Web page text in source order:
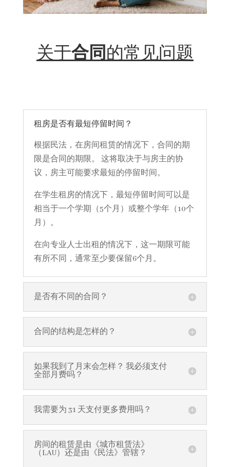
关于合同的常见问题
租房是否有最短停留时间？
根据民法，在房间租赁的情况下，合同的期
限是合同的期限。 这将取决于与房主的协
议，房主可能要求最短的停留时间。
在学生租房的情况下，最短停留时间可以是
相当于一个学期（5个月）或整个学年（10个
月）。
在向专业人士出租的情况下，这一期限可能
有所不同，通常至少要保留6个月。
是否有不同的合同？
合同的结构是怎样的？
如果我到了月末会怎样？ 我必须支付
全部月费吗？
我需要为 31 天支付更多费用吗？
房间的租赁是由《城市租赁法》
（LAU）还是由《民法》管辖？